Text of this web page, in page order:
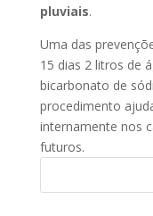
pluviais.
Uma das
15 dias 2 litros de
bicarbonato de
procedimento
internamente nos
futuros.